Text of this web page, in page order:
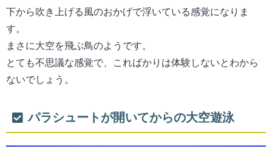
下から吹き上げる風のおかげで浮いている感覚になりま
す。
まさに大空を飛ぶ鳥のようです。
とても不思議な感覚で、こればかりは体験しないとわから
ないでしょう。
パラシュートが開いてからの大空遊泳